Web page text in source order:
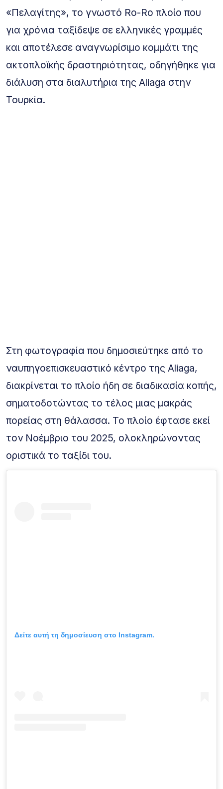
«Πελαγίτης», το γνωστό Ro-Ro πλοίο που
για χρόνια ταξίδεψε σε ελληνικές γραμμές
και αποτέλεσε αναγνωρίσιμο κομμάτι της
ακτοπλοϊκής δραστηριότητας, οδηγήθηκε για
διάλυση στα διαλυτήρια της Aliaga στην
Τουρκία.
Στη φωτογραφία που δημοσιεύτηκε από το
ναυπηγοεπισκευαστικό κέντρο της Aliaga,
διακρίνεται το πλοίο ήδη σε διαδικασία κοπής,
σηματοδοτώντας το τέλος μιας μακράς
πορείας στη θάλασσα. Το πλοίο έφτασε εκεί
τον Νοέμβριο του 2025, ολοκληρώνοντας
οριστικά το ταξίδι του.
Δείτε αυτή τη δημοσίευση στο Instagram.